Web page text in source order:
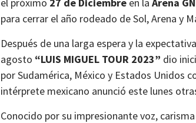
para cerrar el año rodeado de Sol, Arena y
Después de una larga espera y la
agosto “LUIS MIGUEL TOUR 2023” dio
por Sudamérica, México y Estados Unidos
intérprete mexicano anunció este lunes
Conocido por su impresionante voz,